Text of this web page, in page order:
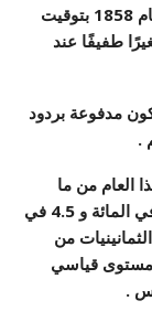
في المائة إلى 1818.70 دولارًا. للأونصة بحلول عام 1858 بتوقيت
طفيفًا عند
إلى أن السوق في عام 2023 ستكون مدفوعة بردود
.
العام من ما
يقرب من الصفر في مارس إلى نطاق بين 4.25 في المائة و 4.5 في
من
مستوى قياسي